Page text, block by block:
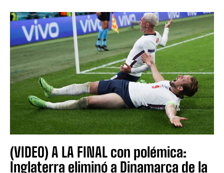
(VIDEO) A LA FINAL con polémica:
Inglaterra eliminó a Dinamarca de la